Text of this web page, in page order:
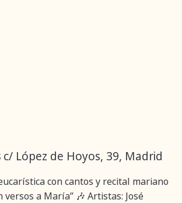
c/ López de Hoyos, 39, Madrid
con cantos y recital mariano
a María” 🎶 Artistas: José